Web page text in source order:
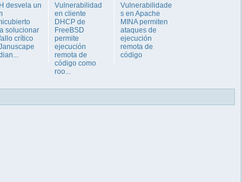
desvela un
solucionar
crítico
Vulnerabilidad
en cliente
DHCP de
FreeBSD
permite
ejecución
remota de
código como
roo...
Vulnerabilidade
s en Apache
MINA permiten
ataques de
ejecución
remota de
código